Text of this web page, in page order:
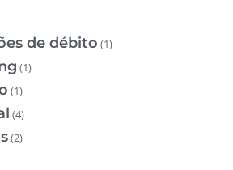
de débito (1)
(1)
(1)
(4)
(2)